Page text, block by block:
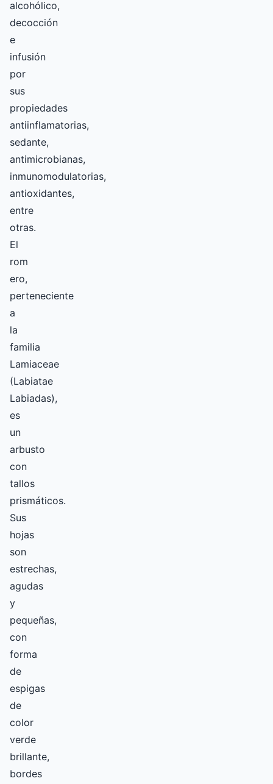
alcohólico,
decocción
e
infusión
por
sus
propiedades
antiinflamatorias,
sedante,
antimicrobianas,
inmunomodulatorias,
antioxidantes,
entre
otras.
El
rom
ero,
perteneciente
a
la
familia
Lamiaceae
(Labiatae
Labiadas),
es
un
arbusto
con
tallos
prismáticos.
Sus
hojas
son
estrechas,
agudas
y
pequeñas,
con
forma
de
espigas
de
color
verde
brillante,
bordes